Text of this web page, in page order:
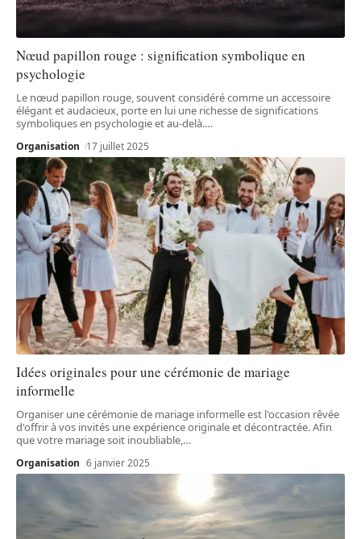
Nœud papillon rouge : signification symbolique en
psychologie
Le nœud papillon rouge, souvent considéré comme un accessoire
élégant et audacieux, porte en lui une richesse de significations
symboliques en psychologie et au-delà.…
Organisation 17 juillet 2025
Idées originales pour une cérémonie de mariage
informelle
Organiser une cérémonie de mariage informelle est l'occasion rêvée
d'offrir à vos invités une expérience originale et décontractée. Afin
que votre mariage soit inoubliable,…
Organisation 6 janvier 2025